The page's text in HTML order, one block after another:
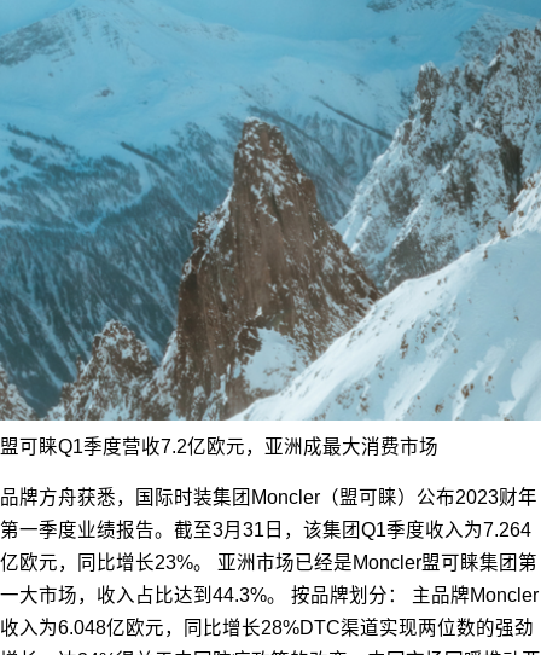
盟可睐Q1季度营收7.2亿欧元，亚洲成最大消费市场
品牌方舟获悉，国际时装集团Moncler（盟可睐）公布2023财年
第一季度业绩报告。截至3月31日，该集团Q1季度收入为7.264
亿欧元，同比增长23%。 亚洲市场已经是Moncler盟可睐集团第
一大市场，收入占比达到44.3%。 按品牌划分： 主品牌Moncler
收入为6.048亿欧元，同比增长28%DTC渠道实现两位数的强劲